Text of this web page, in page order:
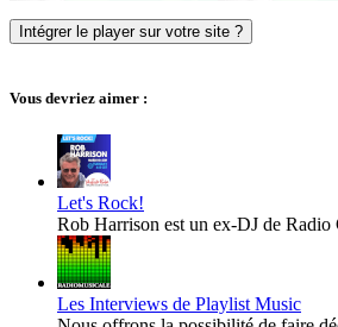
Intégrer le player sur votre site ?
Vous devriez aimer :
Let's Rock!
Rob Harrison est un ex-DJ de Radio
Les Interviews de Playlist Music